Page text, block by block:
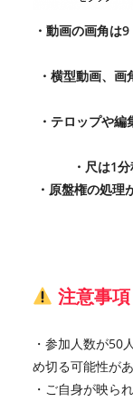
・動画の画角は
・横型動画、
・テロップや
・尺は1
・原盤権の処
注意事
・参加人数が50
め切る可能性があ
・ご自身が映ら